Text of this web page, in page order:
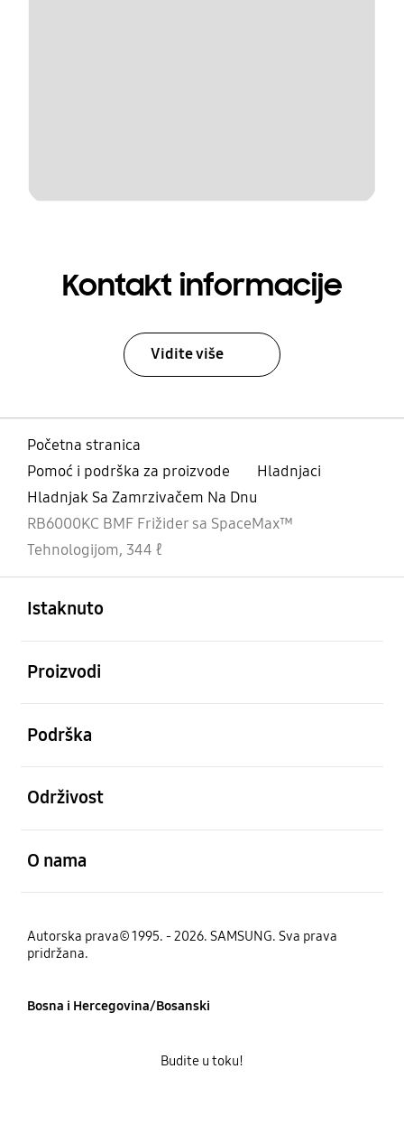
Kontakt informacije
Vidite više
Početna stranica
Pomoć i podrška za proizvode
Hladnjaci
Hladnjak Sa Zamrzivačem Na Dnu
RB6000KC BMF Frižider sa SpaceMax™
Tehnologijom, 344 ℓ
Istaknuto
Proizvodi
Podrška
Održivost
O nama
Autorska prava© 1995. - 2026. SAMSUNG. Sva prava
pridržana.
Bosna i Hercegovina/Bosanski
Budite u toku!